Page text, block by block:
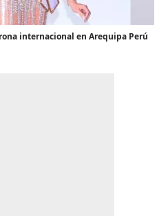
internacional en Arequipa Perú